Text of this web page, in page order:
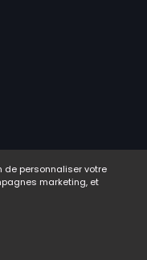
personnaliser votre
marketing, et